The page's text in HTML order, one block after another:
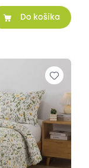
Do košíka